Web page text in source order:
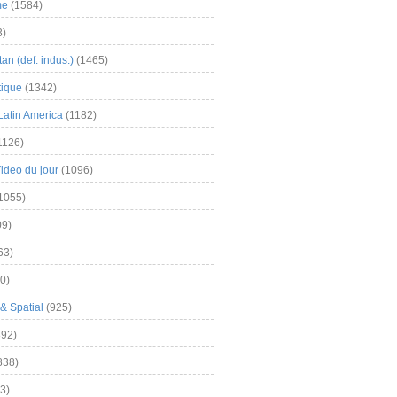
(1584)
(def. indus.) (1465)
(1342)
America (1182)
du jour (1096)
Spatial (925)